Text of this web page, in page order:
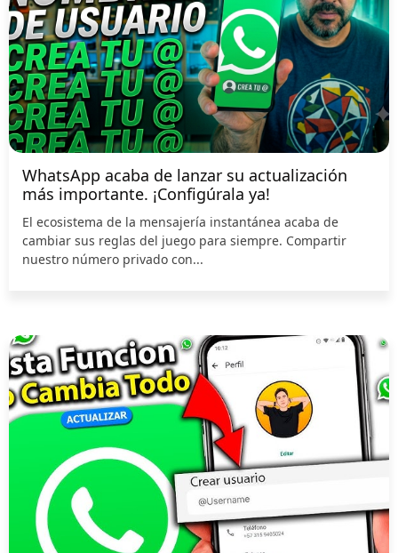
WhatsApp acaba de lanzar su actualización
más importante. ¡Configúrala ya!
El ecosistema de la mensajería instantánea acaba de
cambiar sus reglas del juego para siempre. Compartir
nuestro número privado con...